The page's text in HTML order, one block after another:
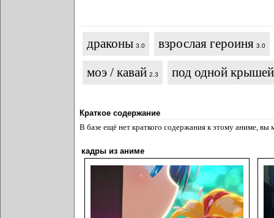
драконы 3.0 взрослая героиня 3.0
моэ / кавай 2.3 под одной крышей
Краткое содержание
В базе ещё нет краткого содержания к этому аниме, вы
кадры из аниме